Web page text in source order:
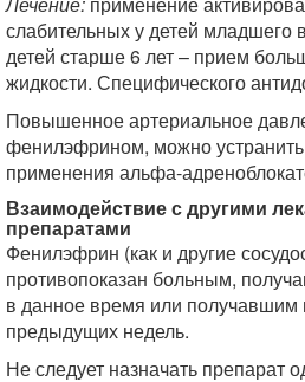
слабительных у детей младшего
детей старше 6 лет – прием
жидкости. Специфического
Повышенное артериальное
фенилэфрином, можно
применения альфа-
Взаимодействие с другими
препаратами
Фенилэфрин (как и другие
противопоказан больным,
в данное время или получавшим
предыдущих недель.
Не следует назначать препарат